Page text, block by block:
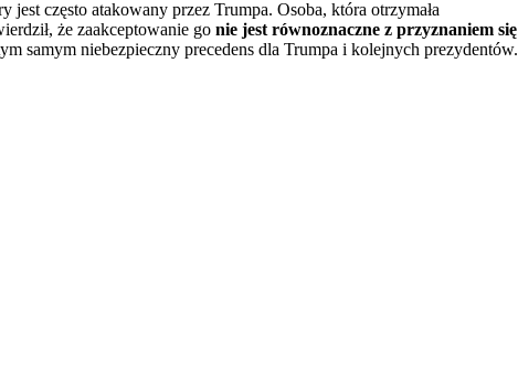
często atakowany przez Trumpa. Osoba, która otrzymała
że zaakceptowanie go nie jest równoznaczne z przyznaniem się
samym niebezpieczny precedens dla Trumpa i kolejnych prezydentów.